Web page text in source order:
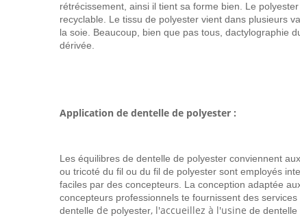
rétrécissement, ainsi il tient sa forme bien. Le
recyclable. Le tissu de polyester vient dans plusieurs
la soie. Beaucoup, bien que pas tous, dactylographie
dérivée.
Application de dentelle de polyester :
Les équilibres de dentelle de polyester conviennent
ou tricoté du fil ou du fil de polyester sont employés
faciles par des concepteurs. La conception adaptée
concepteurs professionnels te fournissent des
dentelle de polyester, l'accueillez à l'usine de dentelle